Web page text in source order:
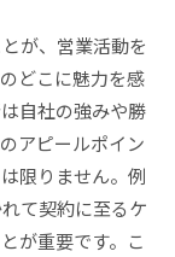
が、営業活動を
どこに魅力を感
自社の強みや勝
アピールポイン
限りません。例
て契約に至るケ
が重要です。こ